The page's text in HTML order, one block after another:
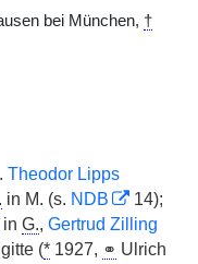
bei München, †
Theodor Lipps
in M. (s. NDB
14);
in G., Gertrud Zilling
(* 1927, ⚭ Ulrich